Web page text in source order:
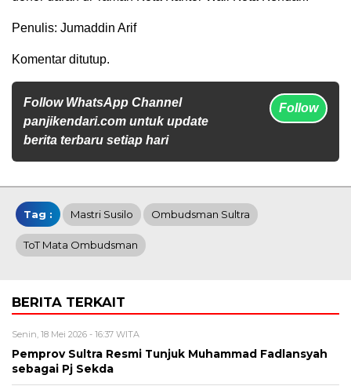
Penulis: Jumaddin Arif
Komentar ditutup.
Follow WhatsApp Channel
panjikendari.com untuk update
berita terbaru setiap hari
Follow
Tag : Mastri Susilo Ombudsman Sultra
ToT Mata Ombudsman
BERITA TERKAIT
Senin, 18 Mei 2026 - 16:37 WITA
Pemprov Sultra Resmi Tunjuk Muhammad Fadlansyah
sebagai Pj Sekda